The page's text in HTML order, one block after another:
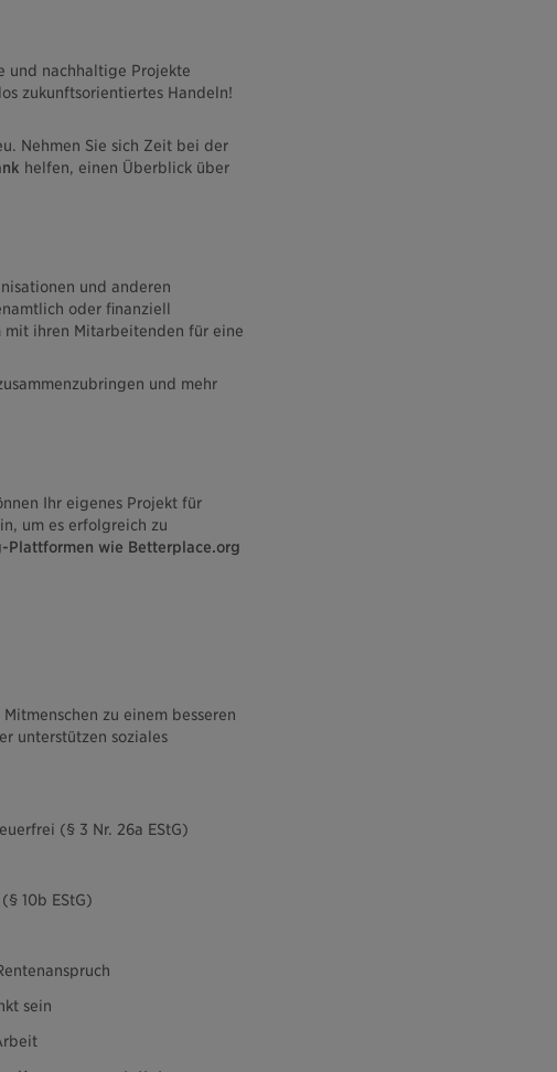
und nachhaltige Projekte
zukunftsorientiertes Handeln!
Nehmen Sie sich Zeit bei der
helfen, einen Überblick über
und anderen
oder finanziell
mit ihren Mitarbeitenden für eine
und mehr
Ihr eigenes Projekt für
um es erfolgreich zu
Plattformen wie Betterplace.org
zu einem besseren
unterstützen soziales
(§ 3 Nr. 26a EStG)
10b EStG)
sein